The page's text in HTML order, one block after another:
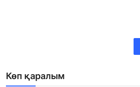
Көп қаралым